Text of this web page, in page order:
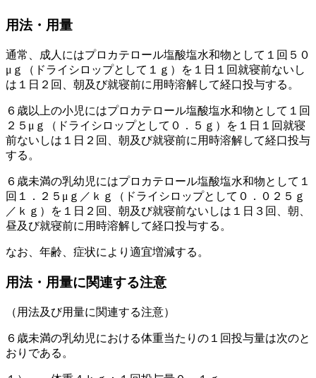
用法・用量
通常、成人にはプロカテロール塩酸塩水和物として１回５０
μｇ（ドライシロップとして１ｇ）を１日１回就寝前ないし
は１日２回、朝及び就寝前に用時溶解して経口投与する。
６歳以上の小児にはプロカテロール塩酸塩水和物として１回
２５μｇ（ドライシロップとして０．５ｇ）を１日１回就寝
前ないしは１日２回、朝及び就寝前に用時溶解して経口投与
する。
６歳未満の乳幼児にはプロカテロール塩酸塩水和物として１
回１．２５μｇ／ｋｇ（ドライシロップとして０．０２５ｇ
／ｋｇ）を１日２回、朝及び就寝前ないしは１日３回、朝、
昼及び就寝前に用時溶解して経口投与する。
なお、年齢、症状により適宜増減する。
用法・用量に関連する注意
（用法及び用量に関連する注意）
６歳未満の乳幼児における体重当たりの１回投与量は次のと
おりである。